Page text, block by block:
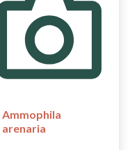
Ammophila
arenaria